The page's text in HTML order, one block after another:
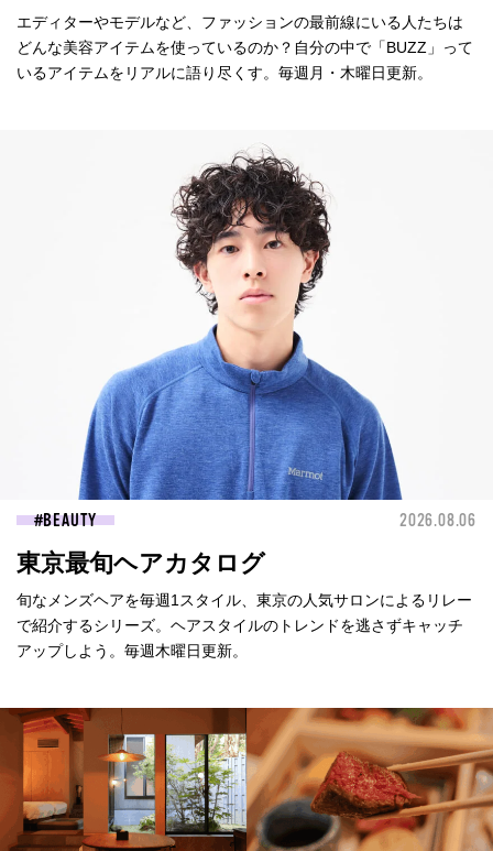
エディターやモデルなど、ファッションの最前線にいる人たちは
どんな美容アイテムを使っているのか？自分の中で「BUZZ」って
いるアイテムをリアルに語り尽くす。毎週月・木曜日更新。
BEAUTY 2026.08.06
東京最旬ヘアカタログ
旬なメンズヘアを毎週1スタイル、東京の人気サロンによるリレー
で紹介するシリーズ。ヘアスタイルのトレンドを逃さずキャッチ
アップしよう。毎週木曜日更新。